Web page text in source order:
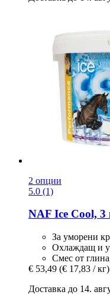
2 опции
5.0 (1)
NAF Ice Cool, 3
За уморени
Охлаждащ и
Смес от
€ 53,49 (€ 17,83 / кг)
Доставка до 14.